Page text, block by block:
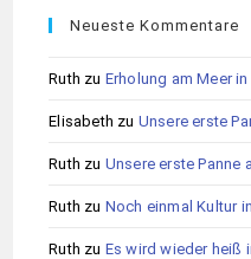
Neueste Kommentare
Ruth zu Erholung am Meer
Elisabeth zu Unsere erste
Ruth zu Unsere erste Panne
Ruth zu Noch einmal Kultur
Ruth zu Es wird wieder heiß